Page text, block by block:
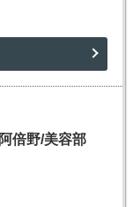
倍野/美容部